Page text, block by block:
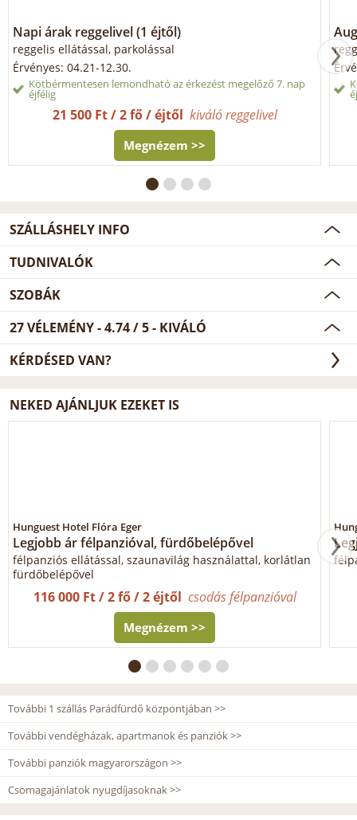
Napi árak reggelivel (1 éjtől)
reggelis ellátással, parkolással
Érvényes: 04.21-12.30.
Kötbérmentesen lemondható az érkezést megelőző 7. nap
éjfélig
21 500 Ft / 2 fő / éjtől kiváló reggelivel
Megnézem >>
SZÁLLÁSHELY INFO
TUDNIVALÓK
SZOBÁK
27VÉLEMÉNY -4.74/5- KIVÁLÓ
KÉRDÉSED VAN?
NEKED AJÁNLJUK EZEKET IS
Hunguest Hotel Flóra Eger
Legjobb ár félpanzióval, fürdőbelépővel
félpanziós ellátással, szaunavilág használattal, korlátlan
fürdőbelépővel
116 000 Ft / 2 fő / 2 éjtől csodás félpanzióval
Megnézem >>
További 1 szállás Parádfürdő központjában >>
További vendégházak, apartmanok és panziók >>
További panziók magyarországon >>
Csomagajánlatok nyugdíjasoknak >>